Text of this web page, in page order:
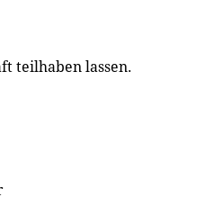
teilhaben lassen.